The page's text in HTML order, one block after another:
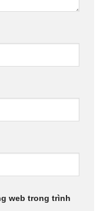
web trong trình